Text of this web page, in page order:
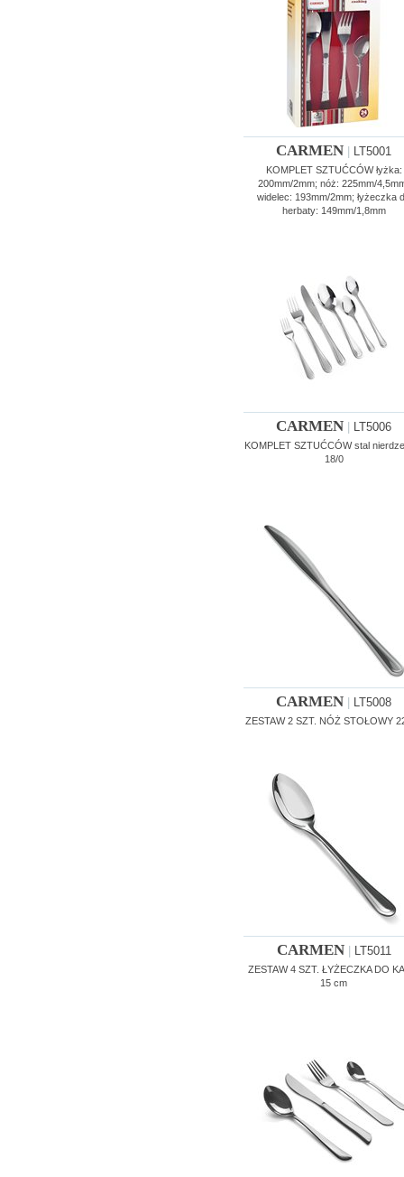
CARMEN LT5001
KOMPLET SZTUĆCÓW łyżka:
200mm/2mm; nóż: 225mm/
widelec: 193mm/2mm; łyżeczka
herbaty: 149mm/1,8mm
CARMEN LT5006
KOMPLET SZTUĆCÓW stal
18/0
CARMEN LT5008
ZESTAW 2 SZT. NÓŻ STOŁOWY
CARMEN LT5011
ZESTAW 4 SZT. ŁYŻECZKA DO
15 cm